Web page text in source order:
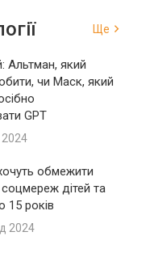
Ще
Альтман, який
чи Маск, який
GPT
2024
обмежити
дітей та
15 років
2024